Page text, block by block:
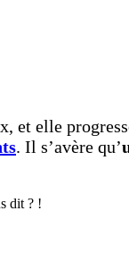
et elle
. Il s’avère qu’
dit ? !